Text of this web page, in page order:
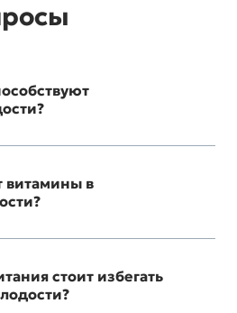
витамины в
стоит избегать